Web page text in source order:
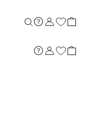
店舗案内